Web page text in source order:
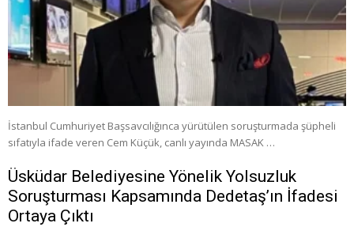
İstanbul Cumhuriyet Başsavcılığınca yürütülen soruşturmada şüpheli
sıfatıyla ifade veren Cem Küçük, canlı yayında MASAK …
Üsküdar Belediyesine Yönelik Yolsuzluk
Soruşturması Kapsamında Dedetaş’ın İfadesi
Ortaya Çıktı